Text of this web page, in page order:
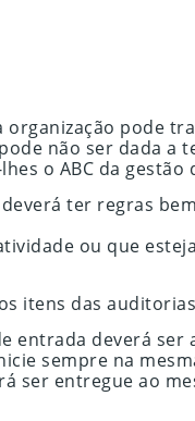
pode
não ser dada a
o ABC da gestão
ter regras
ou que
itens das
entrada deverá ser
sempre na
ser entregue ao